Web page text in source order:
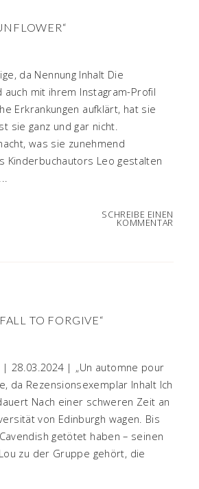
da Nennung Inhalt Die
mit ihrem Instagram-Profil
Erkrankungen aufklärt, hat sie
sie ganz und gar nicht.
was sie zunehmend
Kinderbuchautors Leo gestalten
SCHREIBE EINEN
KOMMENTAR
TO FORGIVE“
28.03.2024 | „Un automne pour
da Rezensionsexemplar Inhalt Ich
Nach einer schweren Zeit an
von Edinburgh wagen. Bis
getötet haben – seinen
zu der Gruppe gehört, die